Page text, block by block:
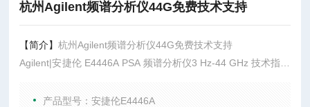
杭州Agilent频谱分析仪44G免费技术支持
【简介】杭州Agilent频谱分析仪44G免费技术支持
Agilent|安捷伦 E4446A PSA 频谱分析仪3 Hz-44 GHz 技术指标
宽 80 MHz 带宽选件 标配 10，40、80 MHz 1 GHz 时的 DANL
产品型号：安捷伦E4446A